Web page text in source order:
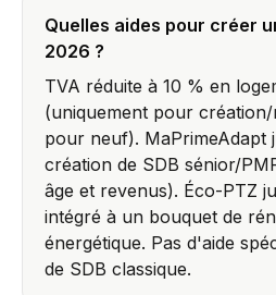
Quelles aides pour créer
2026 ?
TVA réduite à 10 % en
(uniquement pour
pour neuf).
création de SDB sénior/
âge et revenus). Éco-PTZ
intégré à un bouquet de
énergétique. Pas d'aide
de SDB classique.